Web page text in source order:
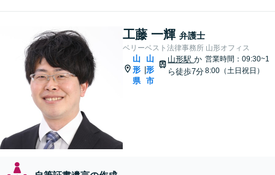
工藤 一輝 弁護士
ベリーベスト法律事務所 山形オフィス
山
形
県
|
山
形
市
山形駅か
ら徒歩7分
営業時間：09:30~1
8:00（土日祝日）